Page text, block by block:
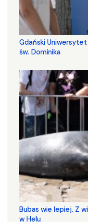
Gdański
św. Dominika
Bubas wie lepiej. Z
w Helu